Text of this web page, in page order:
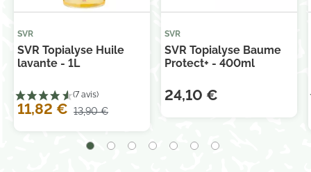
SVR
SVR Topialyse Huile
lavante - 1L
11,82 € 13,90 €
SVR
SVR Topialyse Baume
Protect+ - 400ml
24,10 €